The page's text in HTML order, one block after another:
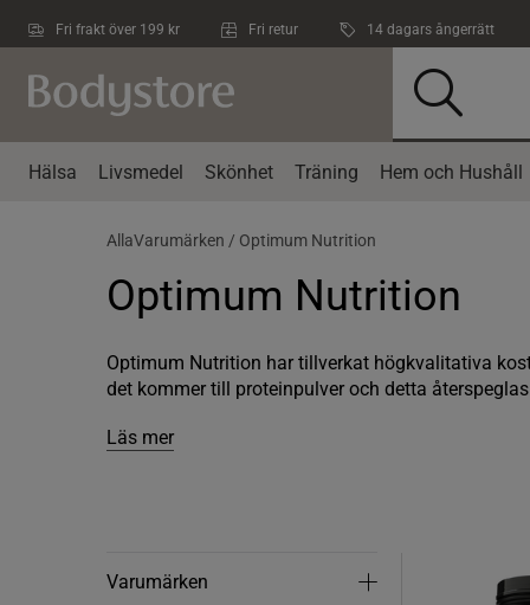
Fri frakt över 199 kr Fri retur 14 dagars ångerrätt
Hälsa Livsmedel Skönhet Träning Hem och Hushåll
AllaVarumärken / Optimum Nutrition
Optimum Nutrition
Optimum Nutrition har tillverkat högkvalitativa
det kommer till proteinpulver och detta
Läs mer
Varumärken